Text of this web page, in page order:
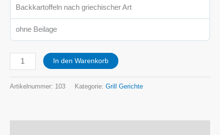
Backkartoffeln nach griechischer Art
ohne Beilage
In den Warenkorb
Artikelnummer: 103 Kategorie: Grill Gerichte